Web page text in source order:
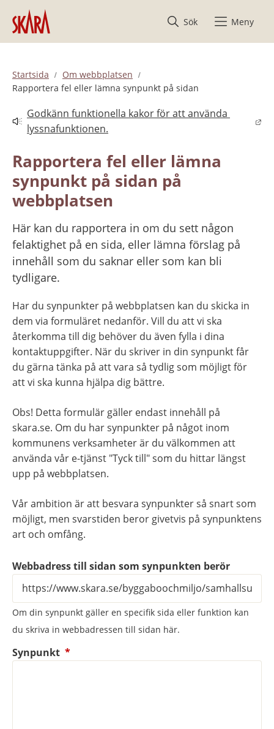
Hoppa till innehåll
Sök
Meny
Startsida
Om webbplatsen
Rapportera fel eller lämna synpunkt på sidan
Godkänn funktionella kakor för att använda
lyssnafunktionen.
Länk till annan webbplats.
Rapportera fel eller lämna
synpunkt på sidan på
webbplatsen
Här kan du rapportera in om du sett någon
felaktighet på en sida, eller lämna förslag på
innehåll som du saknar eller som kan bli
tydligare.
Har du synpunkter på webbplatsen kan du skicka in
dem via formuläret nedanför. Vill du att vi ska
återkomma till dig behöver du även fylla i dina
kontaktuppgifter. När du skriver in din synpunkt får
du gärna tänka på att vara så tydlig som möjligt för
att vi ska kunna hjälpa dig bättre.
Obs! Detta formulär gäller endast innehåll på
skara.se. Om du har synpunkter på något inom
kommunens verksamheter är du välkommen att
använda vår e-tjänst "Tyck till" som du hittar längst
upp på webbplatsen.
Vår ambition är att besvara synpunkter så snart som
möjligt, men svarstiden beror givetvis på synpunktens
art och omfång.
Webbadress till sidan som synpunkten berör
Om din synpunkt gäller en specifik sida eller funktion kan
du skriva in webbadressen till sidan här.
Synpunkt *(obligatorisk)